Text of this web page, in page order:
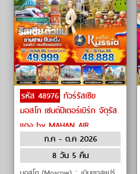
รหัส 48976 ทัวร์รัสเซีย
มอสโก เซนต์ปีเตอร์เบิร์ก จัตุรัส
แดง by MAHAN AIR
ก.ค - ต.ค 2026
8 วัน 5 คืน